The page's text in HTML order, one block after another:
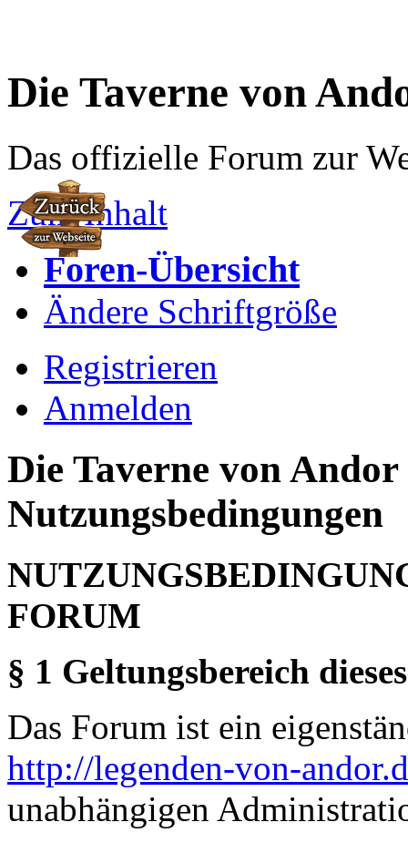
Die Taverne von
Das offizielle Forum zur
Zum Inhalt
Foren-Übersicht
Ändere Schriftgröße
Registrieren
Anmelden
Die Taverne von Andor
Nutzungsbedingungen
FORUM
§ 1 Geltungsbereich
Das Forum ist ein
http://legenden-von-
unabhängigen